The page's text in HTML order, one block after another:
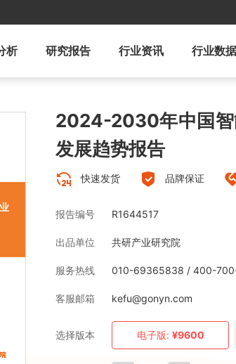
析 研究报告 行业资讯 行业数据
2024-2030年中国智
发展趋势报告
快速发货 品牌保证
报告编号 R1644517
出品单位 共研产业研究院
服务热线 010-69365838 / 400-
客服邮箱 kefu@gonyn.com
选择版本 电子版: ¥9600